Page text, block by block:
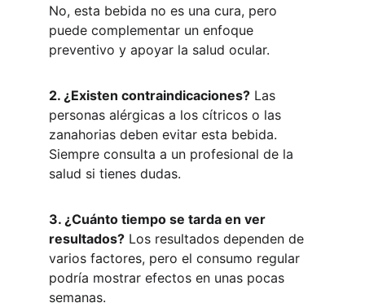
No, esta bebida no es una cura, pero
puede complementar un enfoque
preventivo y apoyar la salud ocular.
2. ¿Existen contraindicaciones? Las
personas alérgicas a los cítricos o las
zanahorias deben evitar esta bebida.
Siempre consulta a un profesional de la
salud si tienes dudas.
3. ¿Cuánto tiempo se tarda en ver
resultados? Los resultados dependen de
varios factores, pero el consumo regular
podría mostrar efectos en unas pocas
semanas.